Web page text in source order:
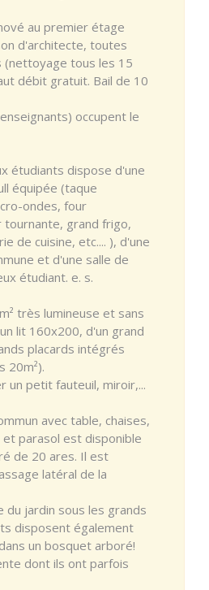
au premier étage
d'architecte, toutes
(nettoyage tous les 15
débit gratuit. Bail de 10
occupent le
étudiants dispose d'une
équipée (taque
ondes, four
tournante, grand frigo,
de cuisine, etc.... ), d'une
et d'une salle de
étudiant. e. s.
très lumineuse et sans
lit 160x200, d'un grand
placards intégrés
20m²).
un petit fauteuil, miroir,...
avec table, chaises,
parasol est disponible
de 20 ares. Il est
latéral de la
du jardin sous les grands
disposent également
un bosquet arboré!
dont ils ont parfois